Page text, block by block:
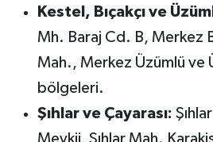
Kestel, Bıçakçı ve
Mh. Baraj Cd. B, Merkez
Mah., Merkez Üzümlü ve
bölgeleri.
Şıhlar ve Çayarası: